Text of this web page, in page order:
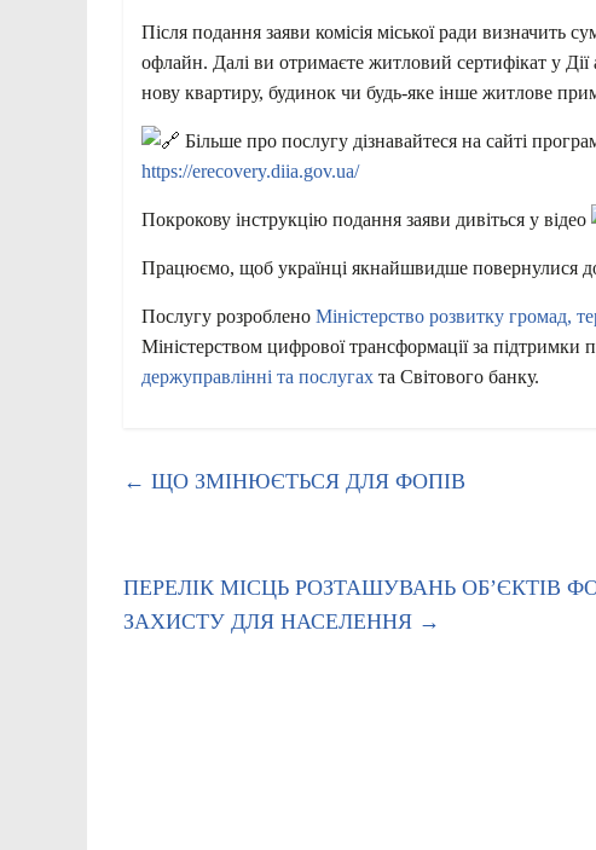
Після подання заяви комісія міської ради
офлайн. Далі ви отримаєте житловий сертифікат у
нову квартиру, будинок чи будь-яке інше житлове
Більше про послугу дізнавайтеся на сайті
https://erecovery.diia.gov.ua/
Покрокову інструкцію подання заяви дивіться у відео
Працюємо, щоб українці якнайшвидше повернулися
Послугу розроблено Міністерство розвитку громад,
Міністерством цифрової трансформації за підтримки
держуправлінні та послугах та Світового банку.
← ЩО ЗМІНЮЄТЬСЯ ДЛЯ ФОПІВ
ПЕРЕЛІК МІСЦЬ РОЗТАШУВАНЬ ОБʼЄКТІВ
ЗАХИСТУ ДЛЯ НАСЕЛЕННЯ →